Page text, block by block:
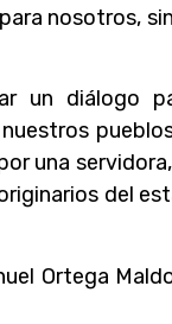
nosotros,
un diálogo
una
del
Ortega